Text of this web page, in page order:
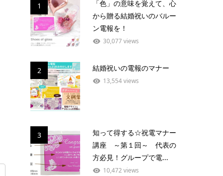
1
「色」の意味を覚えて、心
から贈る結婚祝いのバルー
ン電報を！
30,077 views
2 結婚祝いの電報のマナー
13,554 views
3
知って得する☆祝電マナー
講座 ～第１回～ 代表の
方必見！グループで電...
10,472 views